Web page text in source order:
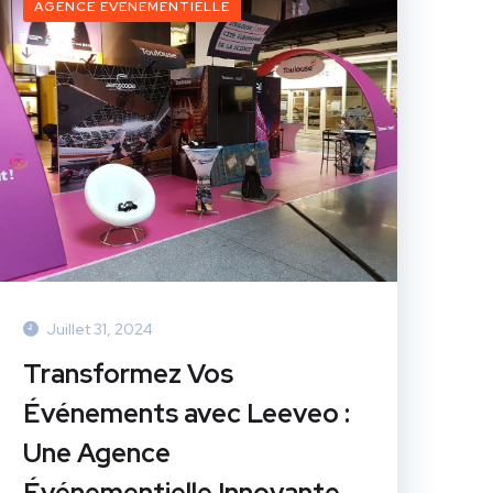
AGENCE EVENEMENTIELLE
Juillet 31, 2024
Transformez Vos
Événements avec Leeveo :
Une Agence